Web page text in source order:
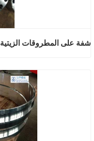
شفة على المطروقات الزيتية